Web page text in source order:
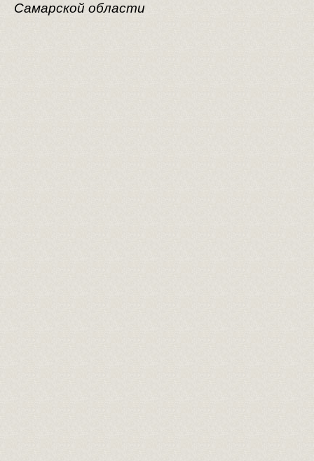
Самарской области